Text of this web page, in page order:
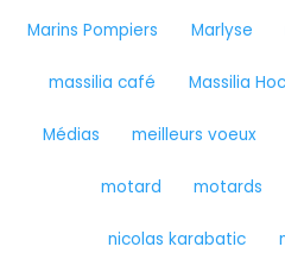
Marins Pompiers Marlyse
massilia café Massilia
Médias meilleurs voeux
motard motards
nicolas karabatic